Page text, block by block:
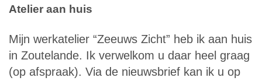
Atelier aan huis
Mijn werkatelier “Zeeuws Zicht” heb ik aan huis
in Zoutelande. Ik verwelkom u daar heel graag
(op afspraak). Via de nieuwsbrief kan ik u op